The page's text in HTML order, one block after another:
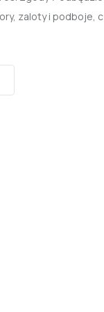
zaloty i podboje,